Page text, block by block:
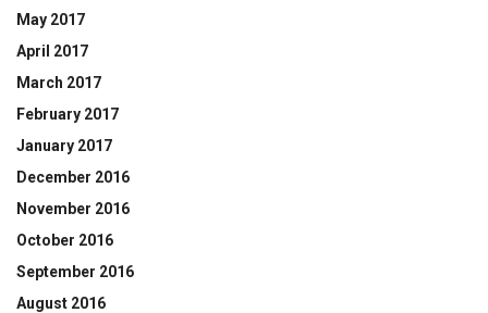
May 2017
April 2017
March 2017
February 2017
January 2017
December 2016
November 2016
October 2016
September 2016
August 2016